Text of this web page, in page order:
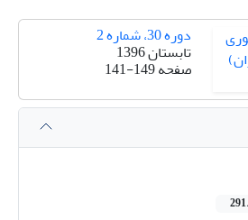
دوره 30، شماره 2
تابستان 1396
صفحه141-149